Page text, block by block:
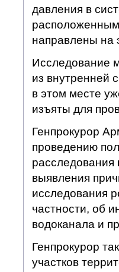
давления в
направлены на
Исследование
из внутренней
в этом месте
изъяты для
Генпрокурор
проведению
выявления
исследования
частности, об
водоканала и
Генпрокурор
участков